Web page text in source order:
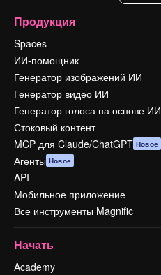
Продукция
Spaces
ИИ-помощник
Генератор изображений ИИ
Генератор видео ИИ
Генератор голоса на основе ИИ
Стоковый контент
MCP для Claude/ChatGPT Новое
Агенты Новое
API
Мобильное приложение
Все инструменты Magnific
Начать
Academy